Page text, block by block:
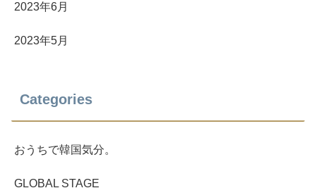
2023年6月
2023年5月
Categories
おうちで韓国気分。
GLOBAL STAGE